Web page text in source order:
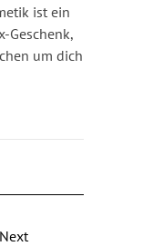
ist ein
Geschenk,
um dich
Next